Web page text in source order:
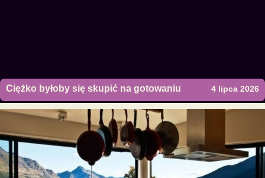
Ciężko byłoby się skupić na gotowaniu 4 lipca 2026